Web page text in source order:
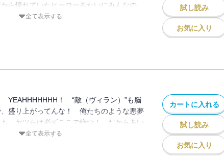
ら憧れていたヒーローみたいにみんなの
く飛んでいく！ “Plus Ultra”!!
全て表示する
試し読み
お気に入り
YEAHHHHHHH！ “敵（ヴィラン）”も脳
盛り上がってんな！ 俺たちのような悪夢
も、ヤツらは必ずここで絶つ！ だからあい
対に起こすわけにはいかねぇ！ “Plus
全て表示する
カートに入れる
試し読み
お気に入り